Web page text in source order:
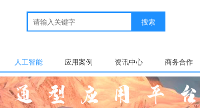
人工智能 应用案例 资讯中心 商务合作